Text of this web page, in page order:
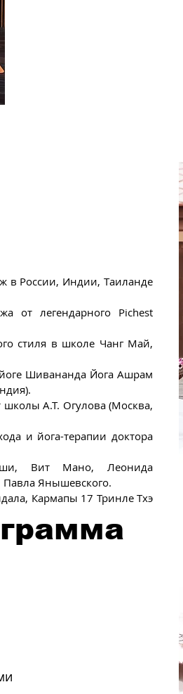
в России, Индии, Таиланде
от легендарного Pichest
стиля в школе Чанг Май,
Шивананда Йога Ашрам
А.Т. Огулова (Москва,
и йога-терапии доктора
Вит Мано, Леонида
Павла Янышевского.
Кармапы 17 Тринле Тхэ